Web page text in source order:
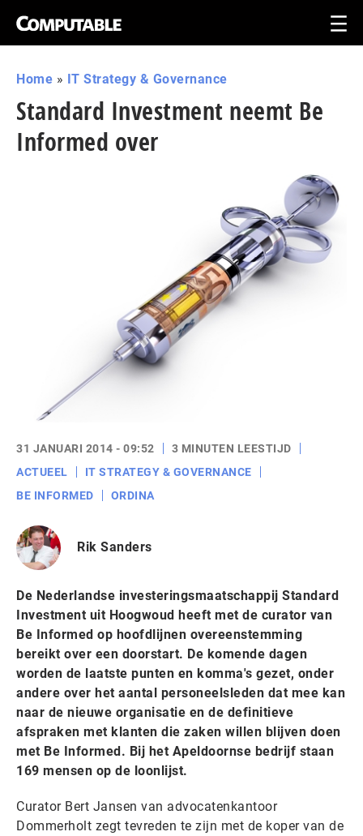
Home » IT Strategy & Governance
Standard Investment neemt Be
Informed over
31 JANUARI 2014 - 09:52
3 MINUTEN LEESTIJD
ACTUEEL
IT STRATEGY & GOVERNANCE
BE INFORMED
ORDINA
Rik Sanders
De Nederlandse investeringsmaatschappij Standard
Investment uit Hoogwoud heeft met de curator van
Be Informed op hoofdlijnen overeenstemming
bereikt over een doorstart. De komende dagen
worden de laatste punten en komma's gezet, onder
andere over het aantal personeelsleden dat mee kan
naar de nieuwe organisatie en de definitieve
afspraken met klanten die zaken willen blijven doen
met Be Informed. Bij het Apeldoornse bedrijf staan
169 mensen op de loonlijst.
Curator Bert Jansen van advocatenkantoor
Dommerholt zegt tevreden te zijn met de koper van de